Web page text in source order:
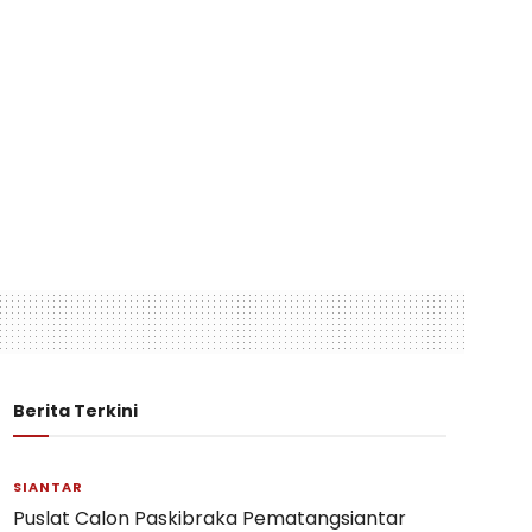
Berita Terkini
SIANTAR
Puslat Calon Paskibraka Pematangsiantar